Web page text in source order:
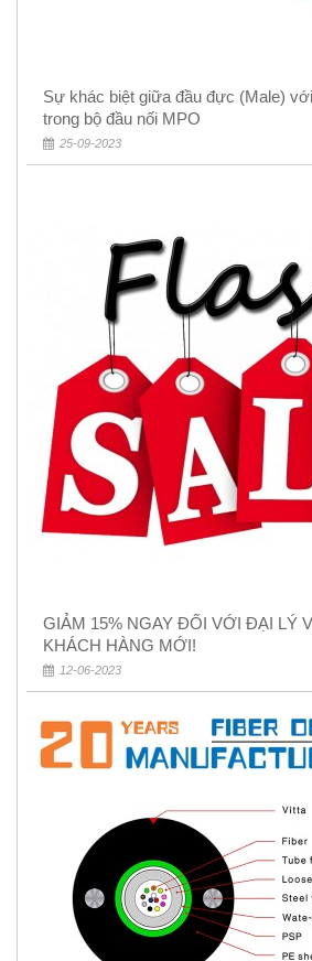
Sự khác biệt giữa đầu đực (Male)
trong bộ đầu nối MPO
25-09-2023
GIẢM 15% NGAY ĐỐI VỚI ĐẠI LÝ
KHÁCH HÀNG MỚI!
12-06-2023